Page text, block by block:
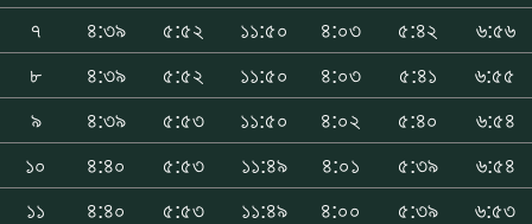
৭
৪:৩৯ ৫:৫২ ১১:৫০ ৪:০৩ ৫:৪২
৬:৫৬
৮
৪:৩৯ ৫:৫২ ১১:৫০ ৪:০৩ ৫:৪১
৬:৫৫
৯
৪:৩৯ ৫:৫৩ ১১:৫০ ৪:০২ ৫:৪০
৬:৫৪
১০
৪:৪০ ৫:৫৩ ১১:৪৯ ৪:০১ ৫:৩৯
৬:৫৪
১১
৪:৪০ ৫:৫৩ ১১:৪৯ ৪:০০ ৫:৩৯
৬:৫৩